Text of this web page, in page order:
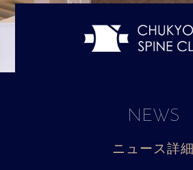
NEWS
ニュース詳細